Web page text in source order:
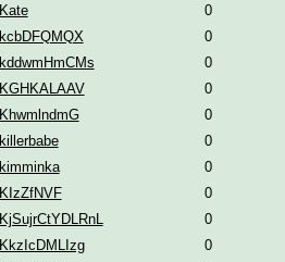
Kate
0
kcbDFQMQX
0
kddwmHmCMs
0
KGHKALAAV
0
KhwmlndmG
0
killerbabe
0
kimminka
0
KIzZfNVF
0
KjSujrCtYDLRnL
0
KkzIcDMLIzg
0